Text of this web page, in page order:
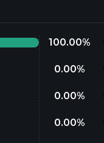
100.00%
0.00%
0.00%
0.00%